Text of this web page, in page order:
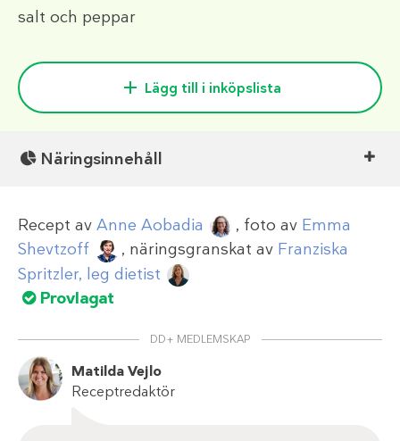
salt och peppar
Lägg till i inköpslista
Näringsinnehåll
Recept av Anne Aobadia , foto av Emma
Shevtzoff
, näringsgranskat av Franziska
Spritzler, leg dietist
Provlagat
DD+ MEDLEMSKAP
Matilda Vejlo
Receptredaktör